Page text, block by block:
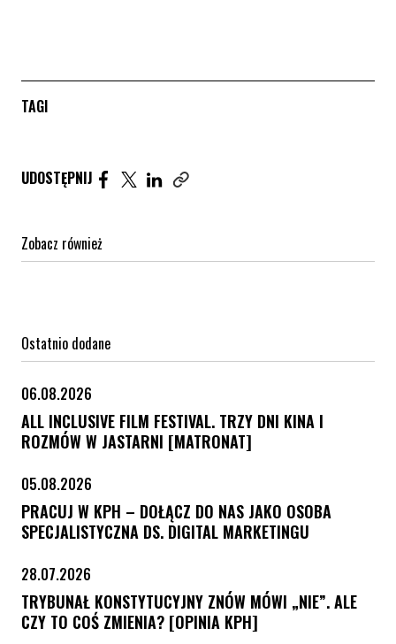
TAGI
UDOSTĘPNIJ Udostępnij artykuł na Facebook. Strona otwiera się
Udostępnij artykuł na Twitter. Strona otwiera
Udostępnij artykuł na Linkedin. Strona
Zobacz również
Ostatnio dodane
06.08.2026
ALL INCLUSIVE FILM FESTIVAL. TRZY DNI KINA I
ROZMÓW W JASTARNI [MATRONAT]
05.08.2026
PRACUJ W KPH – DOŁĄCZ DO NAS JAKO OSOBA
SPECJALISTYCZNA DS. DIGITAL MARKETINGU
28.07.2026
TRYBUNAŁ KONSTYTUCYJNY ZNÓW MÓWI „NIE”. ALE
CZY TO COŚ ZMIENIA? [OPINIA KPH]